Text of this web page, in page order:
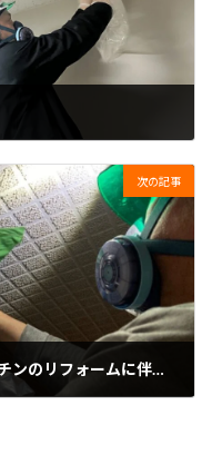
次の記事
2階建て木造 風呂場、廊下、キッチンのリフォームに伴うアスベスト調査